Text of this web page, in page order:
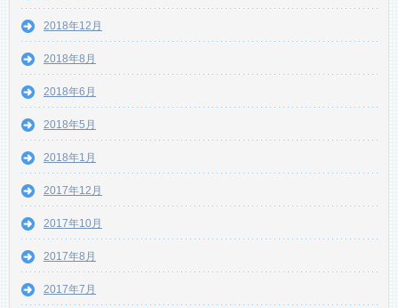
2018年12月
2018年8月
2018年6月
2018年5月
2018年1月
2017年12月
2017年10月
2017年8月
2017年7月